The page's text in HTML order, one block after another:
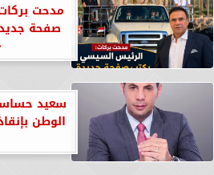
مدحت
صفحة
الوطن